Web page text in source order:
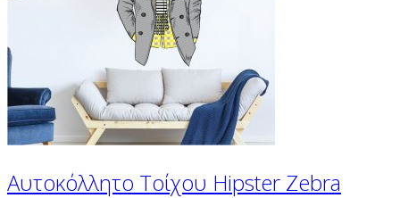
Αυτοκόλλητο Τοίχου Hipster Zebra